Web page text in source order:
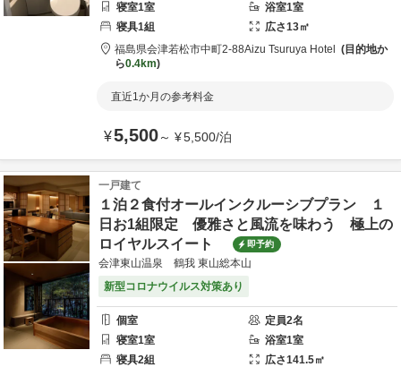
寝室1室 浴室1室
寝具1組 広さ13㎡
福島県会津若松市中町2-88Aizu Tsuruya Hotel
目的地か
ら0.4km
直近1か月の参考料金
¥5,500～ ¥5,500/泊
一戸建て
１泊２食付オールインクルーシブプラン １
日お1組限定 優雅さと風流を味わう 極上の
ロイヤルスイート
即予約
会津東山温泉 鶴我 東山総本山
新型コロナウイルス対策あり
個室 定員2名
寝室1室 浴室1室
寝具2組 広さ141.5㎡